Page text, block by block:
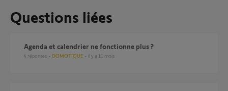
Questions liées
agenda et calendrier ne fonctionne plus ?
4 réponses DOMOTIQUE il y a 11 mois